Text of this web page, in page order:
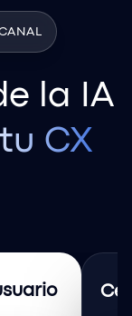
la IA
CX